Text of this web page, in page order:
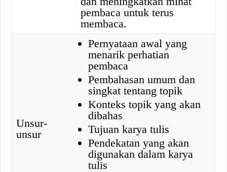
pembaca untuk terus
membaca.
Unsur-
unsur
Pernyataan awal yang
menarik perhatian
pembaca
Pembahasan umum dan
singkat tentang topik
Konteks topik yang akan
dibahas
Tujuan karya tulis
Pendekatan yang akan
digunakan dalam karya
tulis